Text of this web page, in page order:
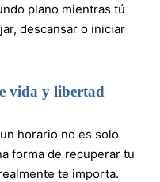
plano mientras tú
descansar o iniciar
vida y libertad
horario no es solo
forma de recuperar tu
te importa.